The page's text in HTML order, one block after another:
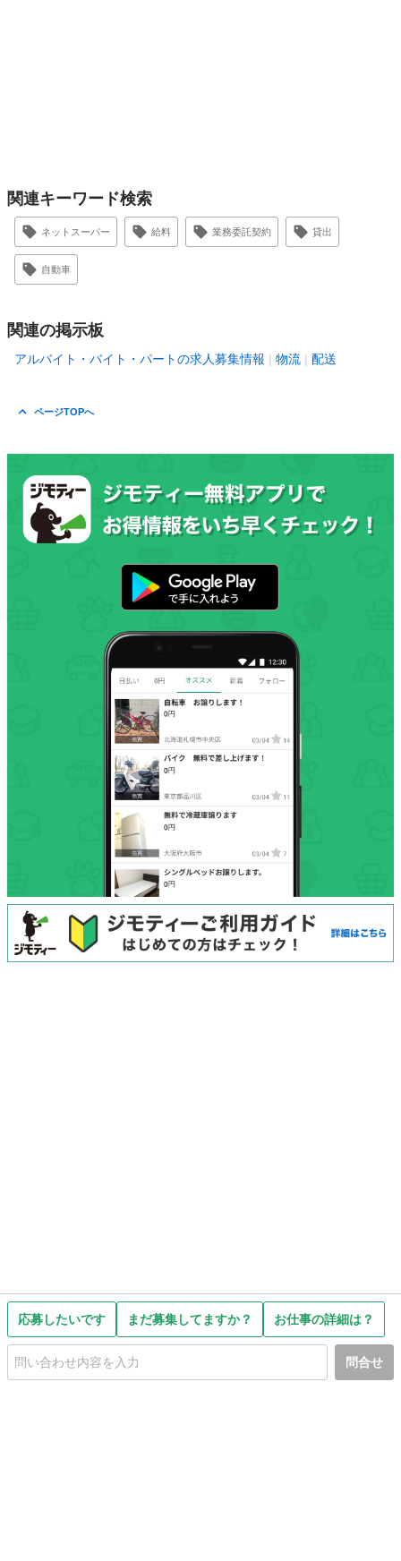
応募したいです まだ募集してますか？ お仕事の詳細は？
問合せ
関連キーワード検索
ネットスーパー 給料 業務委託契約 貸出
自動車
関連の掲示板
アルバイト・バイト・パートの求人募集情報 物流 配送
ページTOPへ